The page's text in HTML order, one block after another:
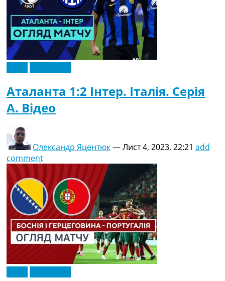
Аталанта 1:2 Інтер. Італія. Серія
A. Відео
Олександр Яцентюк—Лист 4, 2023, 22:21 add
comment